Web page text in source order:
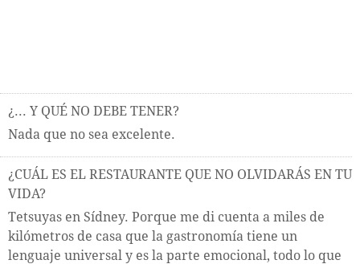
¿... Y QUÉ NO DEBE TENER?
Nada que no sea excelente.
¿CUÁL ES EL RESTAURANTE QUE NO OLVIDARÁS EN TU
VIDA?
Tetsuyas en Sídney. Porque me di cuenta a miles de
kilómetros de casa que la gastronomía tiene un
lenguaje universal y es la parte emocional, todo lo que